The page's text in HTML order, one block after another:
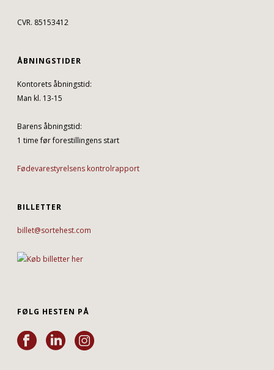
CVR. 85153412
ÅBNINGSTIDER
Kontorets åbningstid:
Man kl. 13-15
Barens åbningstid:
1 time før forestillingens start
Fødevarestyrelsens kontrolrapport
BILLETTER
billet@sortehest.com
FØLG HESTEN PÅ